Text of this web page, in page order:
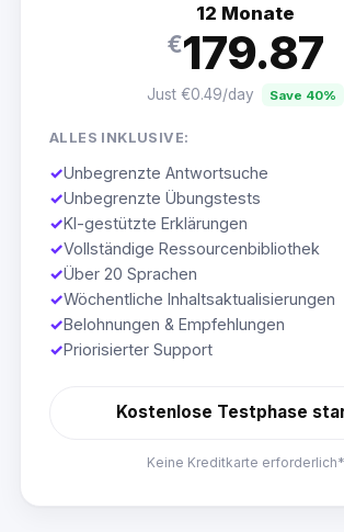
12 Monate
€179.87
Just €0.49/day Save 40%
ALLES INKLUSIVE:
✓Unbegrenzte Antwortsuche
✓Unbegrenzte Übungstests
✓KI-gestützte Erklärungen
✓Vollständige Ressourcenbibliothek
✓Über 20 Sprachen
✓Wöchentliche Inhaltsaktualisierungen
✓Belohnungen & Empfehlungen
✓Priorisierter Support
Kostenlose Testphase
Keine Kreditkarte erforderlich*